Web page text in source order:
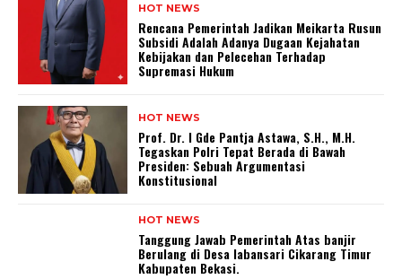
HOT NEWS
Rencana Pemerintah Jadikan Meikarta Rusun
Subsidi Adalah Adanya Dugaan Kejahatan
Kebijakan dan Pelecehan Terhadap
Supremasi Hukum
HOT NEWS
Prof. Dr. I Gde Pantja Astawa, S.H., M.H.
Tegaskan Polri Tepat Berada di Bawah
Presiden: Sebuah Argumentasi
Konstitusional
HOT NEWS
Tanggung Jawab Pemerintah Atas banjir
Berulang di Desa labansari Cikarang Timur
Kabupaten Bekasi.